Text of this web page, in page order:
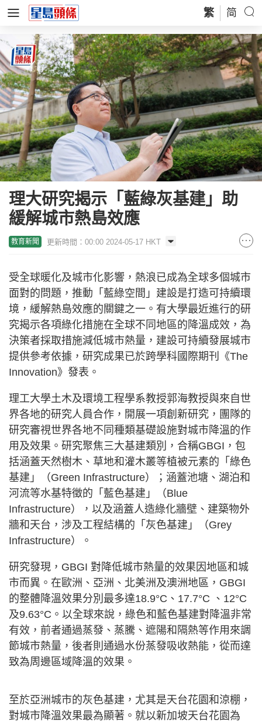
繁 简
理大研究揭示「藍綠灰基建」助
緩解城市熱島效應
教育新聞 更新時間：00:00 2024-05-17 HKT
受全球暖化及城市化影響，熱浪已成為全球多個城市
面對的問題，推動「藍綠空間」建設是打造可持續環
境，緩解熱島效應的關鍵之一。有大學最近進行的研
究揭示各項綠化措施在全球不同地區的降溫成效，為
決策者採取措施減低城市熱量，建設可持續發展城市
提供參考依據，研究成果已於跨學科國際期刊《The
Innovation》發表。
理工大學土木及環境工程學系教授郭海教授與來自世
界各地的研究人員合作，開展一項創新研究，團隊的
研究審視世界各地不同種類基礎設施對城市降溫的作
用及效果。研究聚焦三大基建類別，合稱GBGI，包
括涵蓋天然樹木、草地和灌木叢等植被元素的「綠色
基建」（Green Infrastructure）；涵蓋池塘、湖泊和
河流等水基特徵的「藍色基建」（Blue
Infrastructure），以及涵蓋人造綠化牆壁、建築物外
牆和天台，涉及工程結構的「灰色基建」（Grey
Infrastructure）。
研究發現，GBGI 對降低城市熱量的效果因地區和城
市而異。在歐洲、亞洲、北美洲及澳洲地區，GBGI
的整體降溫效果分別最多達18.9°C、17.7°C 、12°C
及9.63°C。以全球來說，綠色和藍色基建對降溫非常
有效，前者通過蒸發、蒸騰、遮陽和隔熱等作用來調
節城市熱量，後者則通過水份蒸發吸收熱能，從而達
致為周邊區域降溫的效果。
至於亞洲城市的灰色基建，尤其是天台花園和涼棚，
對城市降溫效果最為顯著。就以新加坡天台花園為